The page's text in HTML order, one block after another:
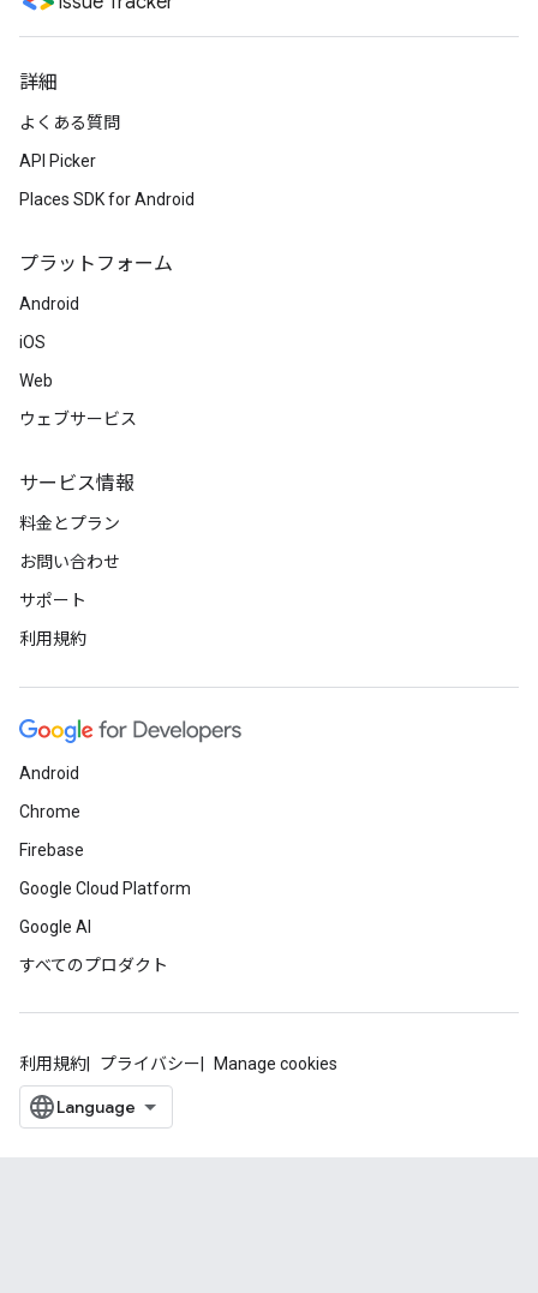
詳細
よくある質問
API Picker
Places SDK for Android
プラットフォーム
Android
iOS
Web
ウェブサービス
サービス情報
料金とプラン
お問い合わせ
サポート
利用規約
Android
Chrome
Firebase
Google Cloud Platform
Google AI
すべてのプロダクト
利用規約 プライバシー Manage cookies